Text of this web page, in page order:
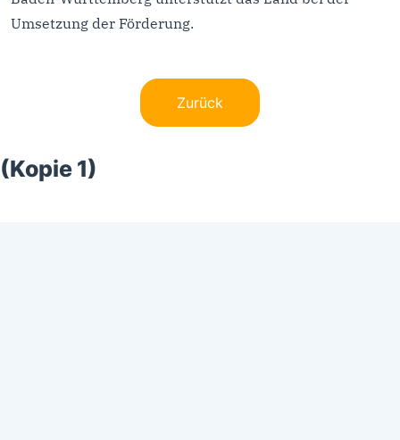
Umsetzung der Förderung.
Zurück
(Kopie 1)